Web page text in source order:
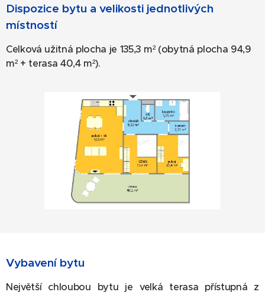
Dispozice bytu a velikosti jednotlivých
místností
Celková užitná plocha je 135,3 m² (obytná plocha 94,9
m² + terasa 40,4 m²).
Vybavení bytu
Největší chloubou bytu je velká terasa přístupná z